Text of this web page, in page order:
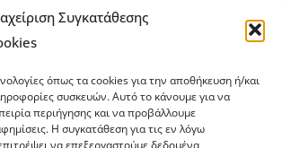
Συγκατάθεσης
όπως τα cookies για την αποθήκευση ή/και
συσκευών. Αυτό το κάνουμε για να
περιήγησης και να προβάλλουμε
Η συγκατάθεση για τις εν λόγω
να επεξεργαστούμε δεδομένα
Πολιτική Cookies
Ονυχοπλαστικής, Καλλωπισμού